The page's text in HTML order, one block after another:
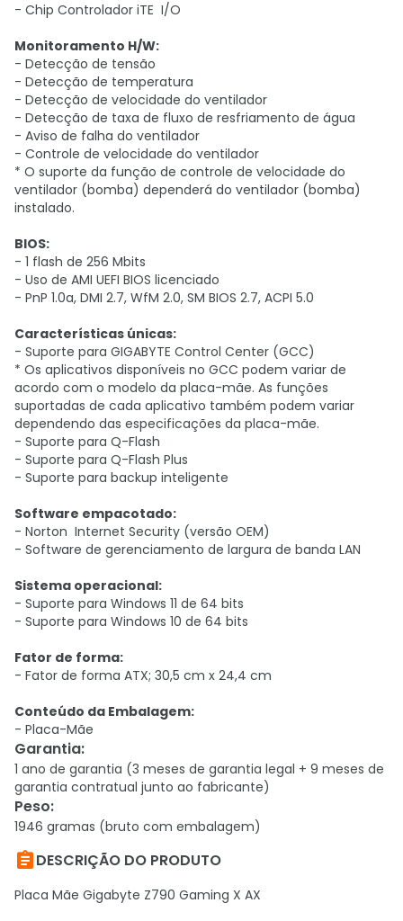
- Chip Controlador iTE I/O
Monitoramento H/W:
- Detecção de tensão
- Detecção de temperatura
- Detecção de velocidade do ventilador
- Detecção de taxa de fluxo de resfriamento de água
- Aviso de falha do ventilador
- Controle de velocidade do ventilador
* O suporte da função de controle de velocidade do
ventilador (bomba) dependerá do ventilador (bomba)
instalado.
BIOS:
- 1 flash de 256 Mbits
- Uso de AMI UEFI BIOS licenciado
- PnP 1.0a, DMI 2.7, WfM 2.0, SM BIOS 2.7, ACPI 5.0
Características únicas:
- Suporte para GIGABYTE Control Center (GCC)
* Os aplicativos disponíveis no GCC podem variar de
acordo com o modelo da placa-mãe. As funções
suportadas de cada aplicativo também podem variar
dependendo das especificações da placa-mãe.
- Suporte para Q-Flash
- Suporte para Q-Flash Plus
- Suporte para backup inteligente
Software empacotado:
- Norton Internet Security (versão OEM)
- Software de gerenciamento de largura de banda LAN
Sistema operacional:
- Suporte para Windows 11 de 64 bits
- Suporte para Windows 10 de 64 bits
Fator de forma:
- Fator de forma ATX; 30,5 cm x 24,4 cm
Conteúdo da Embalagem:
- Placa-Mãe
Garantia:
1 ano de garantia (3 meses de garantia legal + 9 meses de
garantia contratual junto ao fabricante)
Peso:
1946 gramas (bruto com embalagem)
DESCRIÇÃO DO PRODUTO
Placa Mãe Gigabyte Z790 Gaming X AX